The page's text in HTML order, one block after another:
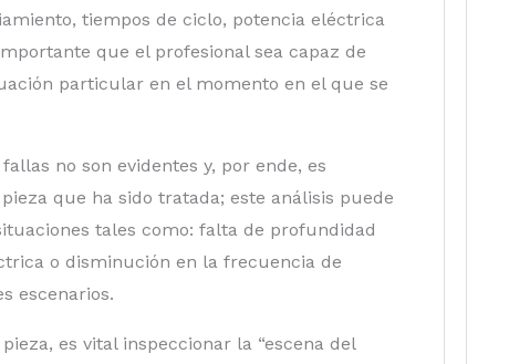
tiempos de ciclo, potencia eléctrica
que el profesional sea capaz de
particular en el momento en el que se
no son evidentes y, por ende, es
que ha sido tratada; este análisis puede
tales como: falta de profundidad
o disminución en la frecuencia de
escenarios.
es vital inspeccionar la “escena del